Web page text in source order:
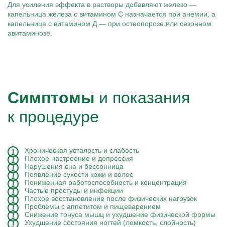
Для усиления эффекта в растворы добавляют железо —
капельница железа с витамином С назначается при анемии, а
капельница с витамином Д — при остеопорозе или сезонном
авитаминозе.
Симптомы и показания
к процедуре
Хроническая усталость и слабость
Плохое настроение и депрессия
Нарушения сна и бессонница
Появление сухости кожи и волос
Пониженная работоспособность и концентрация
Частые простуды и инфекции
Плохое восстановление после физических нагрузок
Проблемы с аппетитом и пищеварением
Снижение тонуса мышц и ухудшение физической формы
Ухудшение состояния ногтей (ломкость, слойность)